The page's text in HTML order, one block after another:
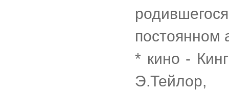
постоянном
* кино -
Э.Тейлор,